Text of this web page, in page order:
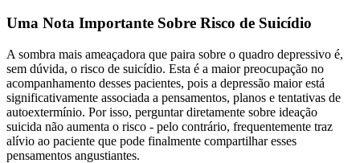
Uma Nota Importante Sobre Risco de Suicídio
A sombra mais ameaçadora que paira sobre o quadro depressivo é,
sem dúvida, o risco de suicídio. Esta é a maior preocupação no
acompanhamento desses pacientes, pois a depressão maior está
significativamente associada a pensamentos, planos e tentativas de
autoextermínio. Por isso, perguntar diretamente sobre ideação
suicida não aumenta o risco - pelo contrário, frequentemente traz
alívio ao paciente que pode finalmente compartilhar esses
pensamentos angustiantes.